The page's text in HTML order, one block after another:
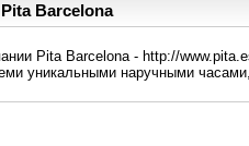
Barcelona
Pita Barcelona - http://
уникальными наручными